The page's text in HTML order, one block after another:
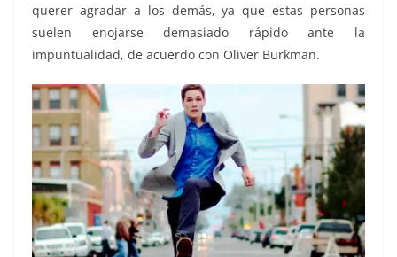
querer agradar a los demás, ya que estas personas
suelen enojarse demasiado rápido ante la
impuntualidad, de acuerdo con Oliver Burkman.